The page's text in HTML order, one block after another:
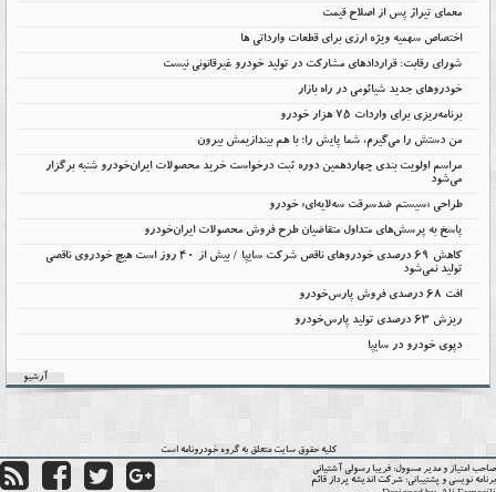
معمای تیراژ پس از اصلاح قیمت
اختصاص سهمیه ویژه ارزی برای قطعات وارداتی ها
شورای رقابت: قراردادهای مشارکت در تولید خودرو غیرقانونی نیست
خودروهای جدید شیائومی در راه بازار
برنامه‌ریزی برای واردات ۷۵ هزار خودرو
من دستش را می‌گیرم، شما پایش را؛ با هم بیندازیمش بیرون
مراسم اولویت بندی چهاردهمین دوره ثبت درخواست خرید محصولات ایران‌خودرو شنبه برگزار
می‌شود
طراحی «سیستم ضدسرقت سه‌لایه‌ای» خودرو
پاسخ به پرسش‌های متداول متقاضیان طرح فروش محصولات ایران‌خودرو
کاهش ۶۹ درصدی خودروهای ناقص شرکت سایپا / بیش از ۴۰ روز است هیچ خودروی ناقصی
تولید نمی‌شود
افت 68 درصدی فروش پارس‌خودرو
ریزش 63 درصدی تولید پارس‌خودرو
دپوی خودرو در سایپا
آرشیو
کلیه حقوق سایت متعلق به گروهخودرونامهاست
امتیاز و مدیر مسوول: فریبا رسولی آشتیانی
نویسی و پشتیبانی: شرکت اندیشه پرداز قائم